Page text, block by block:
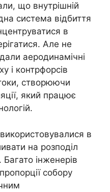
що внутрішній
система відбиття
в
Але не
аеродинамічні
і контрфорсів
створюючи
який працює
в
на розподіл
Багато інженерів
собору